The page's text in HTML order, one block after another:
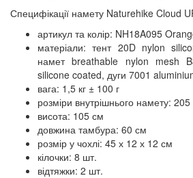
Специфікації намету Naturehike Cloud
артикул та колір: NH18A095
матеріали: тент 20D nylon
намет breathable nylon mesh
silicone coated, дуги 7001
вага: 1,5 кг ± 100 г
розміри внутрішнього намету:
висота: 105 см
довжина тамбура: 60 см
розмір у чохлі: 45 х 12 х 12 см
кілочки: 8 шт.
відтяжки: 2 шт.